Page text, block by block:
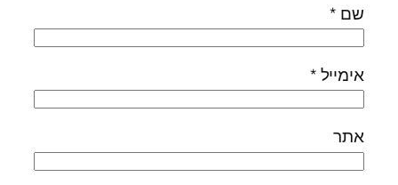
שם *
אימייל*
אתר